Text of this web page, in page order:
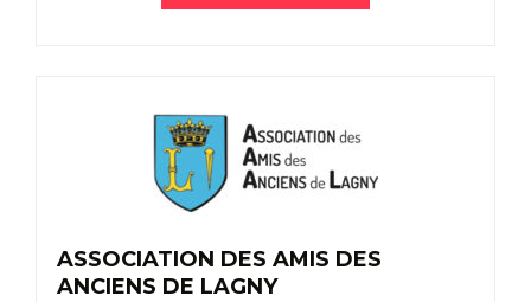
ASSOCIATION DES AMIS DES
ANCIENS DE LAGNY